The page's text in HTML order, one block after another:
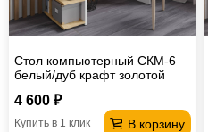
Стол компьютерный СКМ-6
белый/дуб крафт золотой
4 600 ₽
В корзину
Купить в 1 клик